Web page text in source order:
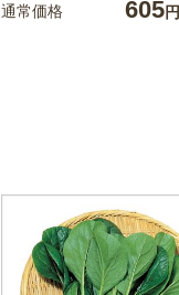
通常価格 605円